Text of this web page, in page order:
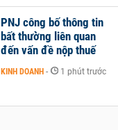
PNJ công bố thông tin
bất thường liên quan
đến vấn đề nộp thuế
KINH DOANH - 1 phút trước